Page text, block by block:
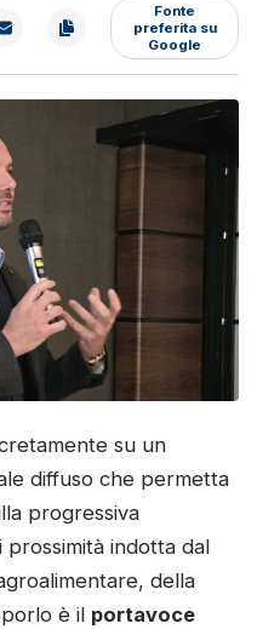
Fonte
preferita su
Google
su un
diffuso che permetta
progressiva
prossimità indotta dal
della
è il portavoce